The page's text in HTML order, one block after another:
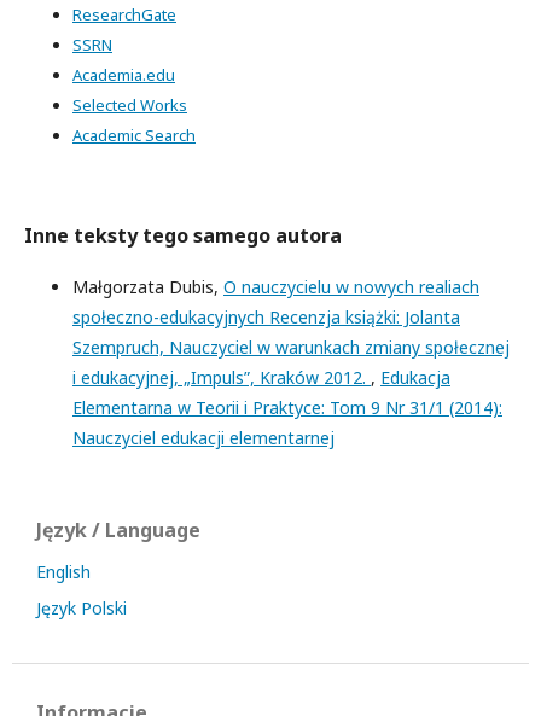
ResearchGate
SSRN
Academia.edu
Selected Works
Academic Search
Inne teksty tego samego autora
Małgorzata Dubis, O nauczycielu w nowych realiach
społeczno-edukacyjnych Recenzja książki: Jolanta
Szempruch, Nauczyciel w warunkach zmiany społecznej
i edukacyjnej, „Impuls”, Kraków 2012. , Edukacja
Elementarna w Teorii i Praktyce: Tom 9 Nr 31/1 (2014):
Nauczyciel edukacji elementarnej
Język / Language
English
Język Polski